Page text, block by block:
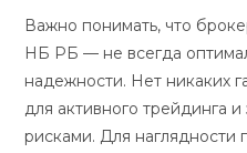
Важно понимать, что
НБ РБ — не всегда
надежности. Нет никаких
для активного трейдинга
рисками. Для